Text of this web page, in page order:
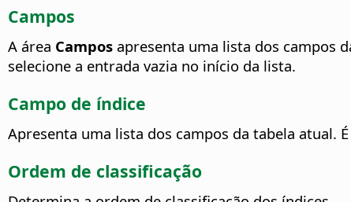
Campos
A área Campos apresenta uma lista dos campos
selecione a entrada vazia no início da lista.
Campo de índice
Apresenta uma lista dos campos da tabela atual.
Ordem de classificação